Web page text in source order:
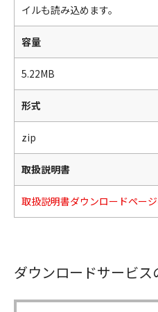
イルも読み込めます。
容量
5.22MB
形式
zip
取扱説明書
取扱説明書ダウンロードペー
ダウンロードサービス